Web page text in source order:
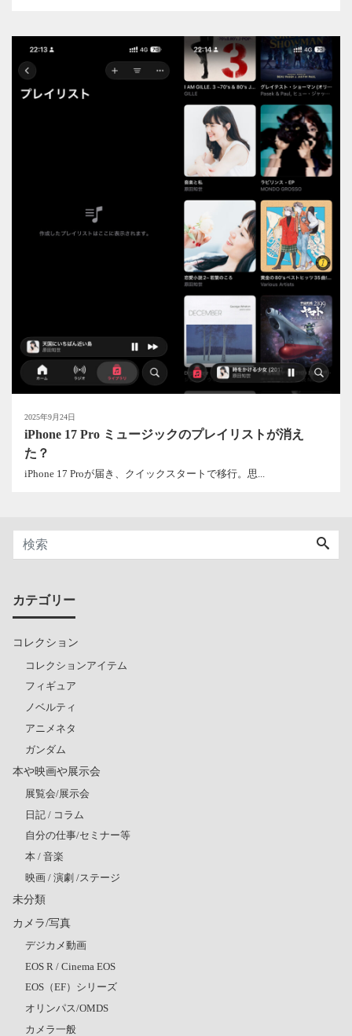
2025年9月24日
iPhone 17 Pro ミュージックのプレイリストが消え
た？
iPhone 17 Proが届き、クイックスタートで移行。思...
カテゴリー
コレクション
コレクションアイテム
フィギュア
ノベルティ
アニメネタ
ガンダム
本や映画や展示会
展覧会/展示会
日記 / コラム
自分の仕事/セミナー等
本 / 音楽
映画 / 演劇 /ステージ
未分類
カメラ/写真
デジカメ動画
EOS R / Cinema EOS
EOS（EF）シリーズ
オリンパス/OMDS
カメラ一般